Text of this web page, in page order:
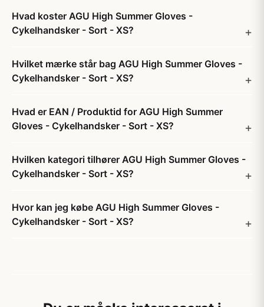
Hvad koster AGU High Summer Gloves -
Cykelhandsker - Sort - XS?
Hvilket mærke står bag AGU High Summer Gloves -
Cykelhandsker - Sort - XS?
Hvad er EAN / Produktid for AGU High Summer
Gloves - Cykelhandsker - Sort - XS?
Hvilken kategori tilhører AGU High Summer Gloves -
Cykelhandsker - Sort - XS?
Hvor kan jeg købe AGU High Summer Gloves -
Cykelhandsker - Sort - XS?